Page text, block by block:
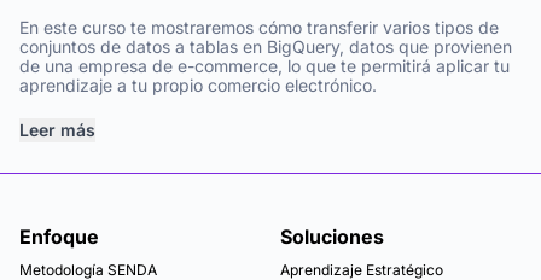
En este curso te mostraremos cómo transferir varios tipos de
conjuntos de datos a tablas en BigQuery, datos que provienen
de una empresa de e-commerce, lo que te permitirá aplicar tu
aprendizaje a tu propio comercio electrónico.
Leer más
Enfoque
Metodología SENDA
Soluciones
Aprendizaje Estratégico